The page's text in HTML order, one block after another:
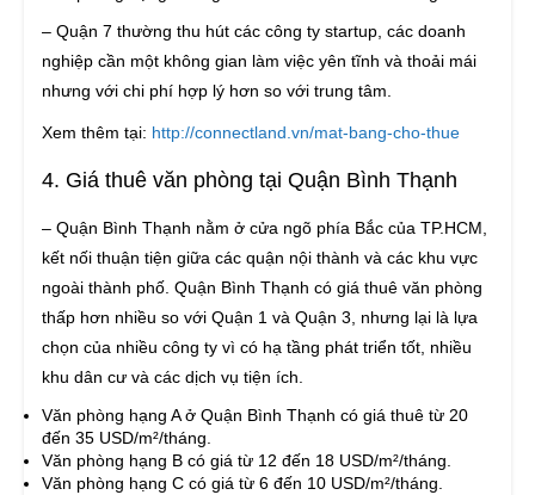
– Quận 7 thường thu hút các công ty startup, các doanh
nghiệp cần một không gian làm việc yên tĩnh và thoải mái
nhưng với chi phí hợp lý hơn so với trung tâm.
Xem thêm tại: http://connectland.vn/mat-bang-cho-thue
4. Giá thuê văn phòng tại Quận Bình Thạnh
– Quận Bình Thạnh nằm ở cửa ngõ phía Bắc của TP.HCM,
kết nối thuận tiện giữa các quận nội thành và các khu vực
ngoài thành phố. Quận Bình Thạnh có giá thuê văn phòng
thấp hơn nhiều so với Quận 1 và Quận 3, nhưng lại là lựa
chọn của nhiều công ty vì có hạ tầng phát triển tốt, nhiều
khu dân cư và các dịch vụ tiện ích.
Văn phòng hạng A ở Quận Bình Thạnh có giá thuê từ 20
đến 35 USD/m²/tháng.
Văn phòng hạng B có giá từ 12 đến 18 USD/m²/tháng.
Văn phòng hạng C có giá từ 6 đến 10 USD/m²/tháng.